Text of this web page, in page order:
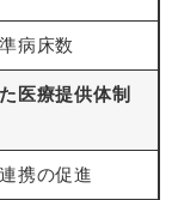
床数
療提供体制
の促進